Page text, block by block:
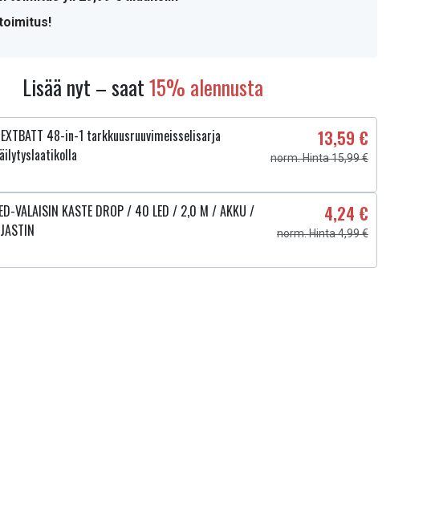
Lisää nyt – saat15% alennusta
48-in-1 tarkkuusruuvimeisselisarja
13,59 €
norm. Hinta 15,99 €
VALAISIN KASTE DROP / 40 LED / 2,0 M / AKKU /
4,24 €
norm. Hinta 4,99 €